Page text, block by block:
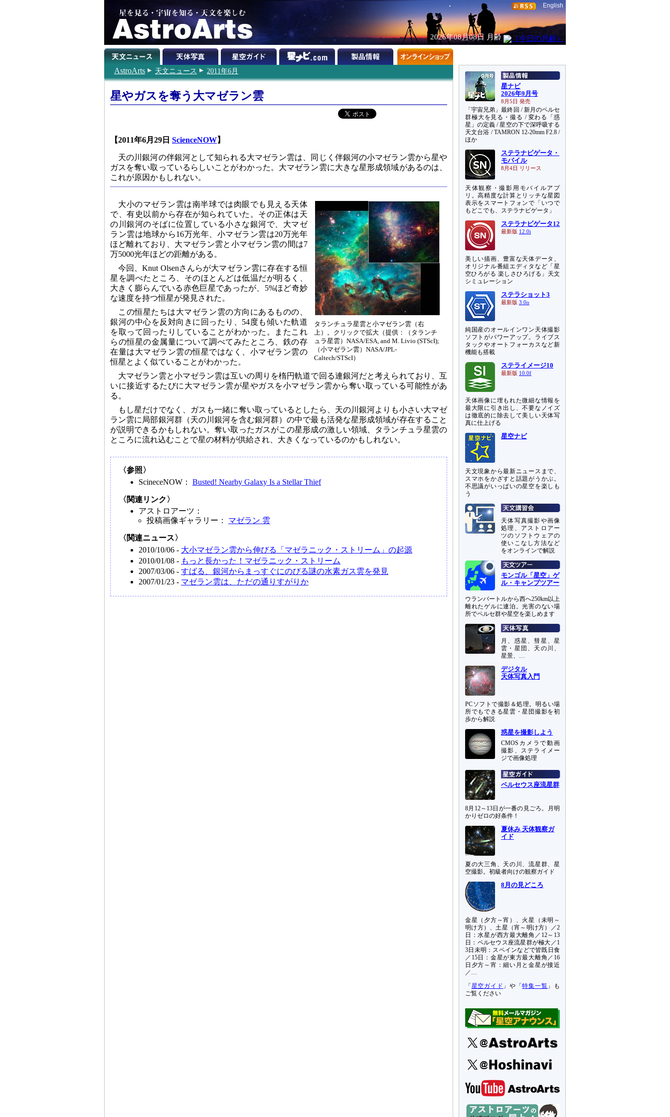
English
2026年08月08日 月齢
AstroArts 天文ニュース 2011年6月
星やガスを奪う大マゼラン雲
【2011年6月29日 ScienceNOW】
天の川銀河の伴銀河として知られる大マゼラン雲は、同じく伴銀河の小マゼラン雲から星や
ガスを奪い取っているらしいことがわかった。大マゼラン雲に大きな星形成領域があるのは、
これが原因かもしれない。
タランチュラ星雲と小マゼラン雲（右
上）。クリックで拡大（提供：（タランチ
ュラ星雲）NASA/ESA, and M. Livio (STScI);
（小マゼラン雲）NASA/JPL-
Caltech/STScI）
大小のマゼラン雲は南半球では肉眼でも見える天体
で、有史以前から存在が知られていた。その正体は天
の川銀河のそばに位置している小さな銀河で、大マゼ
ラン雲は地球から16万光年、小マゼラン雲は20万光年
ほど離れており、大マゼラン雲と小マゼラン雲の間は7
万5000光年ほどの距離がある。
今回、Knut Olsenさんらが大マゼラン雲に存在する恒
星を調べたところ、そのほとんどは低温だが明るく、
大きく膨らんでいる赤色巨星であったが、5%ほど奇妙
な速度を持つ恒星が発見された。
この恒星たちは大マゼラン雲の方向にあるものの、
銀河の中心を反対向きに回ったり、54度も傾いた軌道
を取って回ったりしていることがわかった。またこれ
らの恒星の金属量について調べてみたところ、鉄の存
在量は大マゼラン雲の恒星ではなく、小マゼラン雲の
恒星とよく似ていることがわかった。
大マゼラン雲と小マゼラン雲は互いの周りを楕円軌道で回る連銀河だと考えられており、互
いに接近するたびに大マゼラン雲が星やガスを小マゼラン雲から奪い取っている可能性があ
る。
もし星だけでなく、ガスも一緒に奪い取っているとしたら、天の川銀河よりも小さい大マゼ
ラン雲に局部銀河群（天の川銀河を含む銀河群）の中で最も活発な星形成領域が存在すること
が説明できるかもしれない。奪い取ったガスがこの星形成の激しい領域、タランチュラ星雲の
ところに流れ込むことで星の材料が供給され、大きくなっているのかもしれない。
〈参照〉
ScineceNOW： Busted! Nearby Galaxy Is a Stellar Thief
〈関連リンク〉
アストロアーツ：
投稿画像ギャラリー： マゼラン 雲
〈関連ニュース〉
2010/10/06 - 大小マゼラン雲から伸びる「マゼラニック・ストリーム」の起源
2010/01/08 - もっと長かった！マゼラニック・ストリーム
2007/03/06 - すばる、銀河からまっすぐにのびる謎の水素ガス雲を発見
2007/01/23 - マゼラン雲は、ただの通りすがりか
星ナビ
2026年9月号
8月5日 発売
「宇宙兄弟」最終回 / 新月のペルセ
群極大を見る・撮る / 変わる「惑
星」の定義 / 星空の下で深呼吸する
天文台浴 / TAMRON 12-20mm F2.8 /
ほか
ステラナビゲータ・
モバイル
8月4日 リリース
天体観察・撮影用モバイルアプ
リ。高精度な計算とリッチな星図
表示をスマートフォンで「いつで
もどこでも、ステラナビゲータ」
ステラナビゲータ12
最新版 12.0i
美しい描画、豊富な天体データ、
オリジナル番組エディタなど「星
空ひろがる 楽しさひろげる」天文
シミュレーション
ステラショット3
最新版 3.0o
純国産のオールインワン天体撮影
ソフトがパワーアップ。ライブス
タックやオートフォーカスなど新
機能も搭載
ステライメージ10
最新版 10.0f
天体画像に埋もれた微細な情報を
最大限に引き出し、不要なノイズ
は徹底的に除去して美しい天体写
真に仕上げる
星空ナビ
天文現象から最新ニュースまで、
スマホをかざすと話題がうかぶ。
不思議がいっぱいの星空を楽しも
う
天体写真撮影や画像
処理、アストロアー
ツのソフトウェアの
使いこなし方法など
をオンラインで解説
モンゴル「星空」ゲ
ル・キャンプツアー
ウランバートルから西へ250km以上
離れたゲルに連泊。光害のない場
所でペルセ群や星空を楽しめます
月、惑星、彗星、星
雲・星団、天の川、
星景、…
デジタル
天体写真入門
PCソフトで撮影＆処理。明るい場
所でもできる星雲・星団撮影を初
歩から解説
惑星を撮影しよう
CMOSカメラで動画
撮影、ステライメー
ジで画像処理
ペルセウス座流星群
8月12～13日が一番の見ごろ。月明
かりゼロの好条件！
夏休み 天体観察ガ
イド
夏の大三角、天の川、流星群、星
空撮影。初級者向けの観察ガイド
8月の見どころ
金星（夕方～宵）、火星（未明～
明け方）、土星（宵～明け方）／2
日：水星が西方最大離角／12～13
日：ペルセウス座流星群が極大／1
3日未明：スペインなどで皆既日食
／15日：金星が東方最大離角／16
日夕方～宵：細い月と金星が接近
／…
「 星空ガイド 」や「特集一覧 」も
ご覧ください